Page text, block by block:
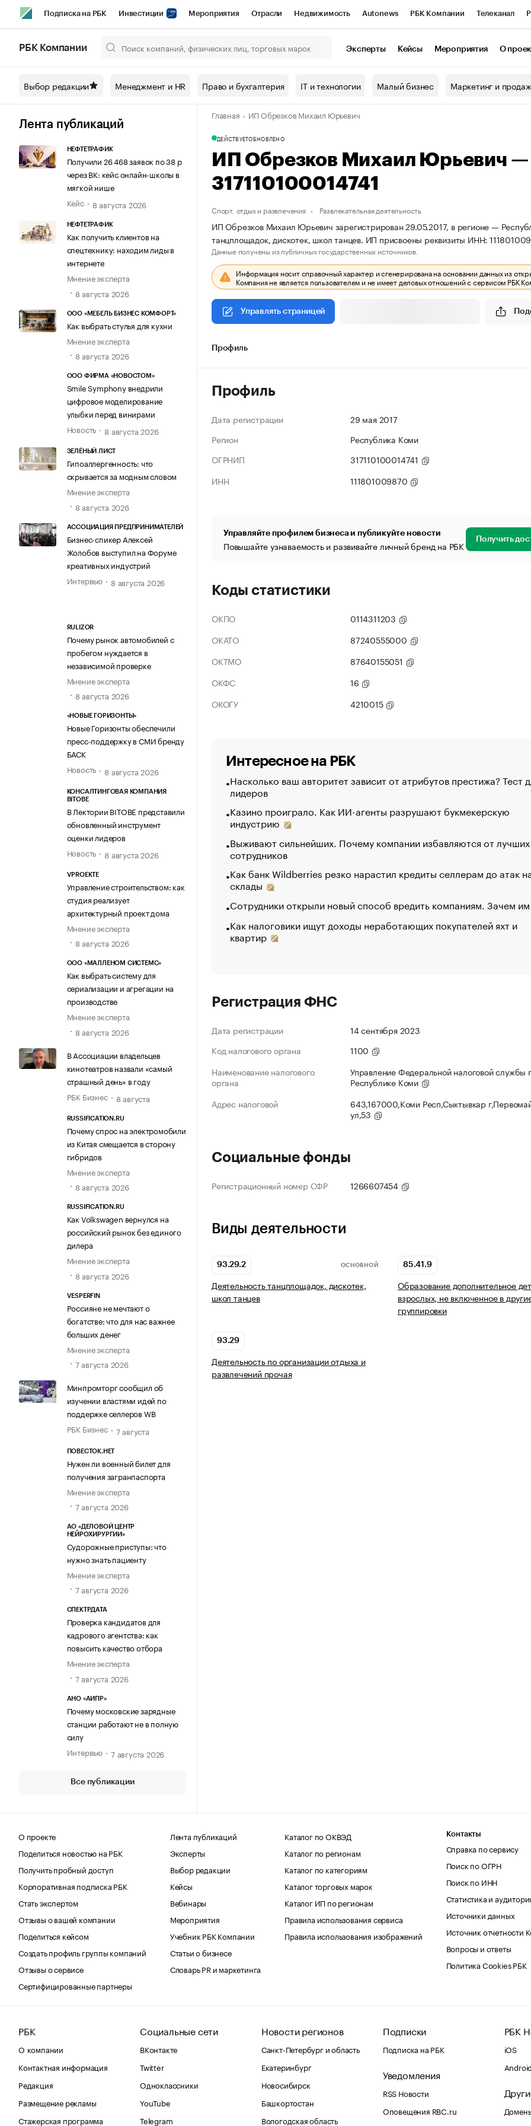
Подписка на РБК Инвестиции Мероприятия Отрасли Недвижимость Autonews РБК Компании Телеканал
Спецпроекты СПб Конференции СПб Спецпроекты Проверка контрагентов
Технологии и медиа Рынок наличной валюты
РБК Компании Эксперты Кейсы Мероприятия О
Выбор редакции Менеджмент и HR Право и бухгалтерия IT и технологии Малый бизнес Маркетинг и
Лента публикаций
НЕФТЕТРАФИК
Получили 26 468 заявок по 38 р
через ВК: кейс онлайн-школы в
мягкой нише
Кейс
8 августа 2026
НЕФТЕТРАФИК
Как получить клиентов на
спецтехнику: находим лиды в
интернете
Мнение эксперта
8 августа 2026
ООО «МЕБЕЛЬ БИЗНЕС КОМФОРТ»
Как выбрать стулья для кухни
Мнение эксперта
8 августа 2026
ООО ФИРМА «НОВОСТОМ»
Smile Symphony внедрили
цифровое моделирование
улыбки перед винирами
Новость
8 августа 2026
ЗЕЛЁНЫЙ ЛИСТ
Гипоаллергенность: что
скрывается за модным словом
Мнение эксперта
8 августа 2026
АССОЦИАЦИЯ ПРЕДПРИНИМАТЕЛЕЙ
Бизнес-спикер Алексей
Жолобов выступил на Форуме
креативных индустрий
Интервью
8 августа 2026
RULIZOR
Почему рынок автомобилей с
пробегом нуждается в
независимой проверке
Мнение эксперта
8 августа 2026
«НОВЫЕ ГОРИЗОНТЫ»
Новые Горизонты обеспечили
пресс-поддержку в СМИ бренду
БАСК
Новость
8 августа 2026
КОНСАЛТИНГОВАЯ КОМПАНИЯ
BITOBE
В Лектории BITOBE представили
обновленный инструмент
оценки лидеров
Новость
8 августа 2026
VPROEKTE
Управление строительством: как
студия реализует
архитектурный проект дома
Мнение эксперта
8 августа 2026
ООО «МАЛЛЕНОМ СИСТЕМС»
Как выбрать систему для
сериализации и агрегации на
производстве
Мнение эксперта
8 августа 2026
В Ассоциации владельцев
кинотеатров назвали «самый
страшный день» в году
РБК Бизнес
8 августа
RUSSIFICATION.RU
Почему спрос на электромобили
из Китая смещается в сторону
гибридов
Мнение эксперта
8 августа 2026
RUSSIFICATION.RU
Как Volkswagen вернулся на
российский рынок без единого
дилера
Мнение эксперта
8 августа 2026
VESPERFIN
Россияне не мечтают о
богатстве: что для нас важнее
больших денег
Мнение эксперта
7 августа 2026
Минпромторг сообщил об
изучении властями идей по
поддержке селлеров WB
РБК Бизнес
7 августа
ПОВЕСТОК.НЕТ
Нужен ли военный билет для
получения загранпаспорта
Мнение эксперта
7 августа 2026
АО «ДЕЛОВОЙ ЦЕНТР
НЕЙРОХИРУРГИИ»
Судорожные приступы: что
нужно знать пациенту
Мнение эксперта
7 августа 2026
СПЕКТРДАТА
Проверка кандидатов для
кадрового агентства: как
повысить качество отбора
Мнение эксперта
7 августа 2026
АНО «АИПР»
Почему московские зарядные
станции работают не в полную
силу
Интервью
7 августа 2026
Все публикации
Главная ИП Обрезков Михаил Юрьевич
ДЕЙСТВУЕТОБНОВЛЕНО
ИП Обрезков Михаил Юрьевич
317110100014741
Спорт, отдых и развлечения Развлекательная деятельность
ИП Обрезков Михаил Юрьевич зарегистрирован 29.05.2017, в регионе —
танцплощадок, дискотек, школ танцев. ИП присвоены реквизиты ИНН:
Данные получены из публичных государственных источников.
Информация носит справочный характер и сгенерирована на основании данных из
Компания не является пользователем и не имеет деловых отношений с сервисом РБК
Управлять страницей
Профиль
Профиль
Дата регистрации
29 мая 2017
Регион
Республика Коми
ОГРНИП
317110100014741
ИНН
111801009870
Управляйте профилем бизнеса и публикуйте новости
Повышайте узнаваемость и развивайте личный бренд на РБК Получить
Коды статистики
ОКПО
0114311203
ОКАТО
87240555000
ОКТМО
87640155051
ОКФС
16
ОКОГУ
4210015
Интересное на РБК
Насколько ваш авторитет зависит от атрибутов престижа? Тест
лидеров
Казино проиграло. Как ИИ-агенты разрушают букмекерскую
индустрию
Выживают сильнейших. Почему компании избавляются от лучших
сотрудников
Как банк Wildberries резко нарастил кредиты селлерам до атак
склады
Сотрудники открыли новый способ вредить компаниям. Зачем
Как налоговики ищут доходы неработающих покупателей яхт и
квартир
Регистрация ФНС
Дата регистрации
14 сентября 2023
Код налогового органа
1100
Наименование налогового
органа
Управление Федеральной налоговой службы
Республике Коми
Адрес налоговой
643,167000,Коми Респ,Сыктывкар
ул,53
Социальные фонды
Регистрационный номер СФР 1266607454
Виды деятельности
93.29.2 ОСНОВНОЙ
Деятельность танцплощадок, дискотек,
школ танцев
85.41.9
Образование дополнительное
взрослых, не включенное в
группировки
93.29
Деятельность по организации отдыха и
развлечений прочая
О проекте
Поделиться новостью на РБК
Получить пробный доступ
Корпоративная подписка РБК
Стать экспертом
Отзывы о вашей компании
Поделиться кейсом
Создать профиль группы компаний
Отзывы о сервисе
Сертифицированные партнеры
Лента публикаций
Эксперты
Выбор редакции
Кейсы
Вебинары
Мероприятия
Учебник РБК Компании
Статьи о бизнесе
Словарь PR и маркетинга
Каталог по ОКВЭД
Каталог по регионам
Каталог по категориям
Каталог торговых марок
Каталог ИП по регионам
Правила использования сервиса
Правила использования изображений
Контакты
Справка по сервису
Поиск по ОГРН
Поиск по ИНН
Статистика и
Источники данных
Источник отчетности
Вопросы и ответы
Политика Cookies РБК
РБК
О компании
Контактная информация
Редакция
Размещение рекламы
Стажерская программа
Социальные сети
ВКонтакте
Twitter
Одноклассники
YouTube
Telegram
Новости регионов
Санкт-Петербург и область
Екатеринбург
Новосибирск
Башкортостан
Вологодская область
Подписки
Подписка на РБК
Уведомления
RSS Новости
Оповещения RBC.ru
РБК
iOS